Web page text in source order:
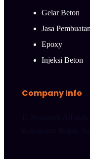
Gelar Beton
Jasa
Epoxy
Injeksi Beton
Company Info